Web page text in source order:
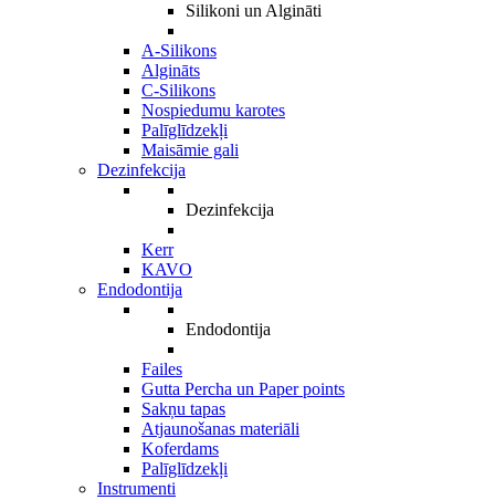
Silikoni un Algināti
A-Silikons
Algināts
C-Silikons
Nospiedumu karotes
Palīglīdzekļi
Maisāmie gali
Dezinfekcija
Dezinfekcija
Kerr
KAVO
Endodontija
Endodontija
Failes
Gutta Percha un Paper points
Sakņu tapas
Atjaunošanas materiāli
Koferdams
Palīglīdzekļi
Instrumenti